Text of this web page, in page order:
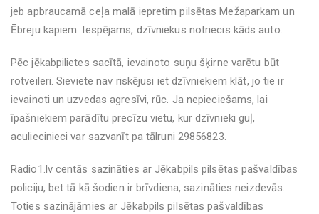
jeb apbraucamā ceļa malā iepretim pilsētas Mežaparkam un
Ēbreju kapiem. Iespējams, dzīvniekus notriecis kāds auto.
Pēc jēkabpilietes sacītā, ievainoto suņu šķirne varētu būt
rotveileri. Sieviete nav riskējusi iet dzīvniekiem klāt, jo tie ir
ievainoti un uzvedas agresīvi, rūc. Ja nepieciešams, lai
īpašniekiem parādītu precīzu vietu, kur dzīvnieki guļ,
aculiecinieci var sazvanīt pa tālruni 29856823.
Radio1.lv centās sazināties ar Jēkabpils pilsētas pašvaldības
policiju, bet tā kā šodien ir brīvdiena, sazināties neizdevās.
Toties sazinājāmies ar Jēkabpils pilsētas pašvaldības